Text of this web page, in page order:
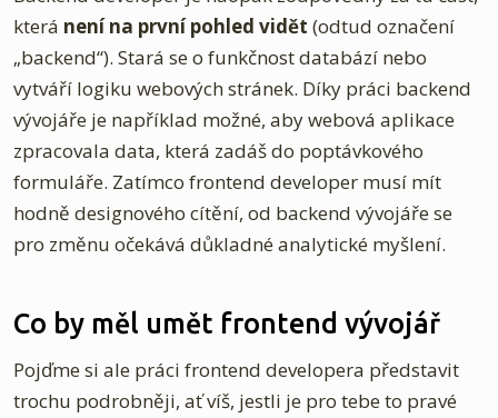
která není na první pohled vidět (odtud označení
„backend“). Stará se o funkčnost databází nebo
vytváří logiku webových stránek. Díky práci backend
vývojáře je například možné, aby webová aplikace
zpracovala data, která zadáš do poptávkového
formuláře. Zatímco frontend developer musí mít
hodně designového cítění, od backend vývojáře se
pro změnu očekává důkladné analytické myšlení.
Co by měl umět frontend vývojář
Pojďme si ale práci frontend developera představit
trochu podrobněji, ať víš, jestli je pro tebe to pravé